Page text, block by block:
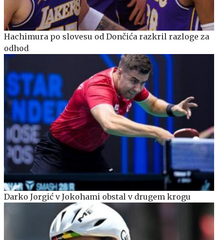
Hachimura po slovesu od Dončića razkril razloge za
odhod
Darko Jorgić v Jokohami obstal v drugem krogu